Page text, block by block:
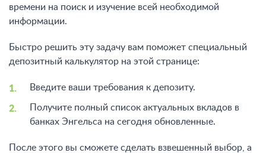
времени на поиск и изучение всей необходимой
информации.
Быстро решить эту задачу вам поможет специальный
депозитный калькулятор на этой странице:
Введите ваши требования к депозиту.
Получите полный список актуальных вкладов в
банках Энгельса на сегодня обновленные.
После этого вы сможете сделать взвешенный выбор, а